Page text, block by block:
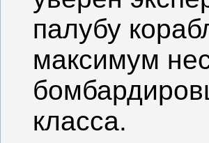
палубу
максимум
класса.